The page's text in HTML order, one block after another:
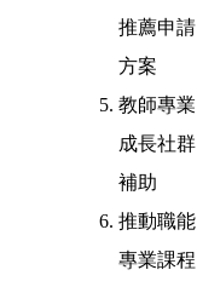
推薦申請
方案
教師專業
成長社群
補助
推動職能
專業課程